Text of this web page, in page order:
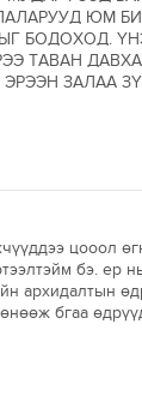
ЮМ
БОДОХОД.
ТАВАН
ЗАЛАА
цооол
бэ. ер
архидалтын
бгаа